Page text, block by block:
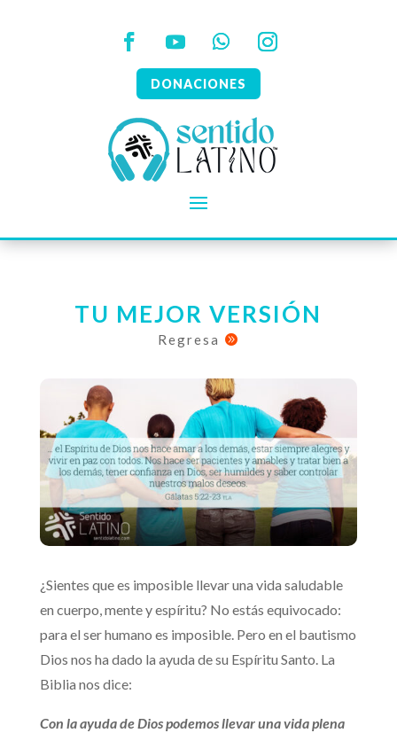
DONACIONES
TU MEJOR VERSIÓN
Regresa 
¿Sientes que es imposible llevar una vida saludable
en cuerpo, mente y espíritu? No estás equivocado:
para el ser humano es imposible. Pero en el bautismo
Dios nos ha dado la ayuda de su Espíritu Santo. La
Biblia nos dice:
Con la ayuda de Dios podemos llevar una vida plena